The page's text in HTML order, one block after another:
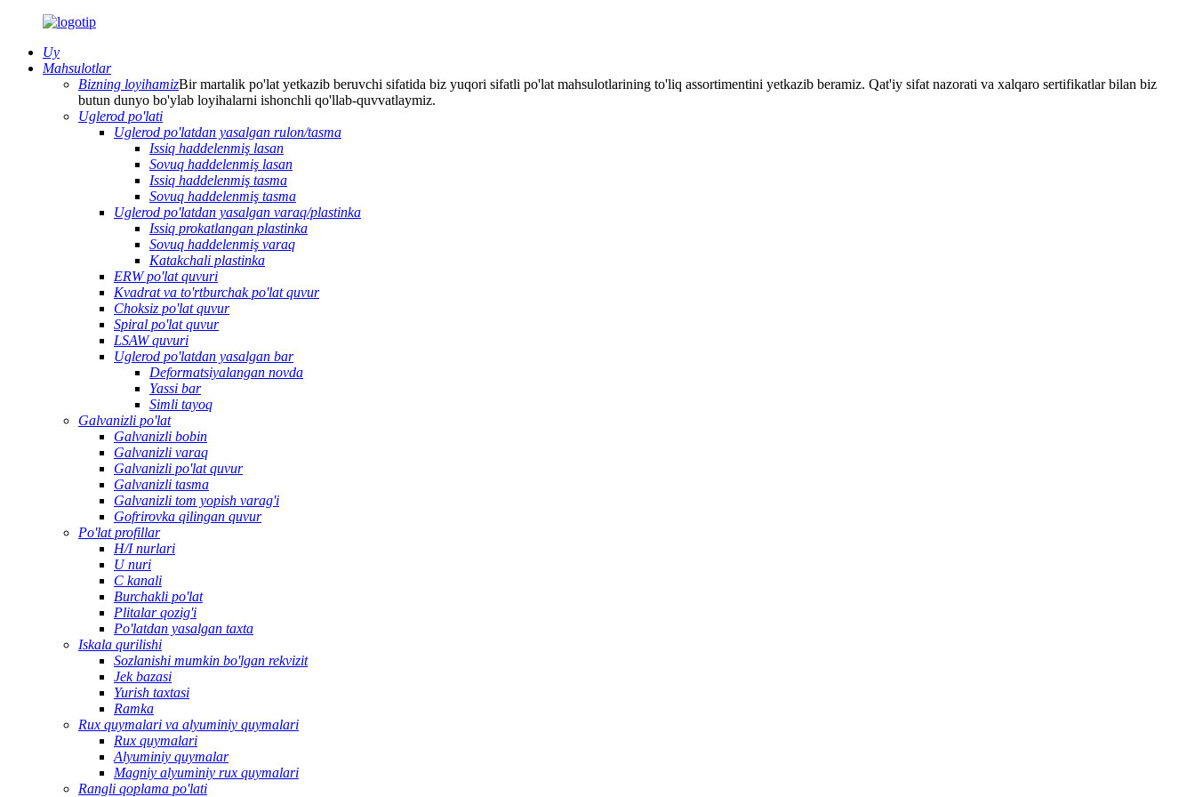
Uy
Mahsulotlar
Bizning loyihamizBir martalik po'lat yetkazib beruvchi sifatida biz yuqori sifatli po'lat mahsulotlarining to'liq assortimentini yetkazib beramiz. Qat'iy sifat nazorati va xalqaro sertifikatlar bilan biz
butun dunyo bo'ylab loyihalarni ishonchli qo'llab-quvvatlaymiz.
Uglerod po'lati
Uglerod po'latdan yasalgan rulon/tasma
Issiq haddelenmiş lasan
Sovuq haddelenmiş lasan
Issiq haddelenmiş tasma
Sovuq haddelenmiş tasma
Uglerod po'latdan yasalgan varaq/plastinka
Issiq prokatlangan plastinka
Sovuq haddelenmiş varaq
Katakchali plastinka
ERW po'lat quvuri
Kvadrat va to'rtburchak po'lat quvur
Choksiz po'lat quvur
Spiral po'lat quvur
LSAW quvuri
Uglerod po'latdan yasalgan bar
Deformatsiyalangan novda
Yassi bar
Simli tayoq
Galvanizli po'lat
Galvanizli bobin
Galvanizli varaq
Galvanizli po'lat quvur
Galvanizli tasma
Galvanizli tom yopish varag'i
Gofrirovka qilingan quvur
Po'lat profillar
H/I nurlari
U nuri
C kanali
Burchakli po'lat
Plitalar qozig'i
Po'latdan yasalgan taxta
Iskala qurilishi
Sozlanishi mumkin bo'lgan rekvizit
Jek bazasi
Yurish taxtasi
Ramka
Rux quymalari va alyuminiy quymalari
Rux quymalari
Alyuminiy quymalar
Magniy alyuminiy rux quymalari
Rangli qoplama po'lati